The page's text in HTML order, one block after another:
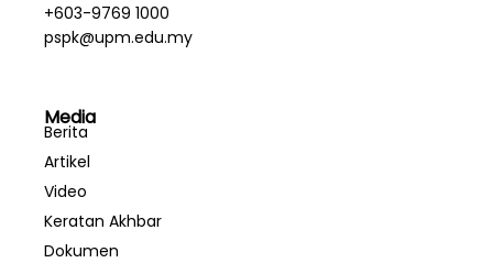
+603-9769 1000
pspk@upm.edu.my
Media
Berita
Artikel
Video
Keratan Akhbar
Dokumen